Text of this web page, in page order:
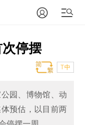
停摆
T中
园、博物馆、动
预估，以目前两